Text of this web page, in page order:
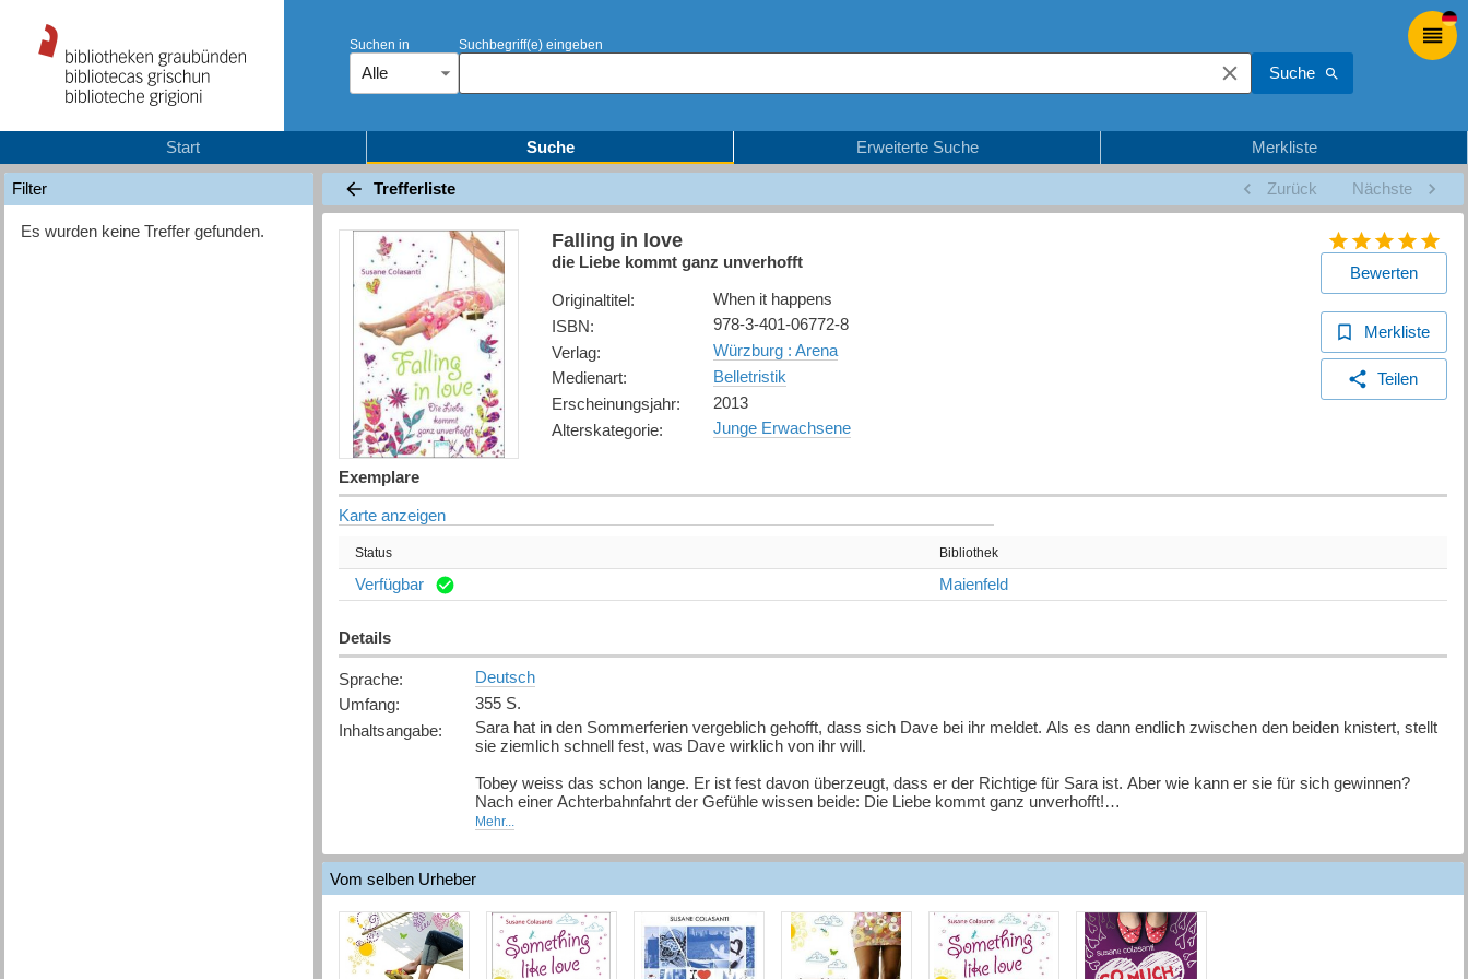
Suchen in
Alle
Suchbegriff(e) eingeben
Suche
Start Suche Erweiterte Suche Merkliste
Filter
Es wurden keine Treffer gefunden.
Trefferliste Zurück Nächste
Falling in love
die Liebe kommt ganz unverhofft
Originaltitel:
When it happens
ISBN:
978-3-401-06772-8
Verlag:
Würzburg : Arena
Medienart:
Belletristik
Erscheinungsjahr:
2013
Alterskategorie: Junge Erwachsene
Bewerten
Merkliste
Teilen
Exemplare
Karte anzeigen
Status Bibliothek
Verfügbar Maienfeld
Details
Sprache:
Deutsch
Umfang:
355 S.
Inhaltsangabe:
Sara hat in den Sommerferien vergeblich gehofft, dass sich Dave bei ihr meldet. Als es dann endlich zwischen den beiden knistert, stellt
sie ziemlich schnell fest, was Dave wirklich von ihr will.
Tobey weiss das schon lange. Er ist fest davon überzeugt, dass er der Richtige für Sara ist. Aber wie kann er sie für sich gewinnen?
Nach einer Achterbahnfahrt der Gefühle wissen beide: Die Liebe kommt ganz unverhofft!
[Quelle: Buchhaus.ch, bearbeitet mit ChatGPT
Mehr...
Vom selben Urheber